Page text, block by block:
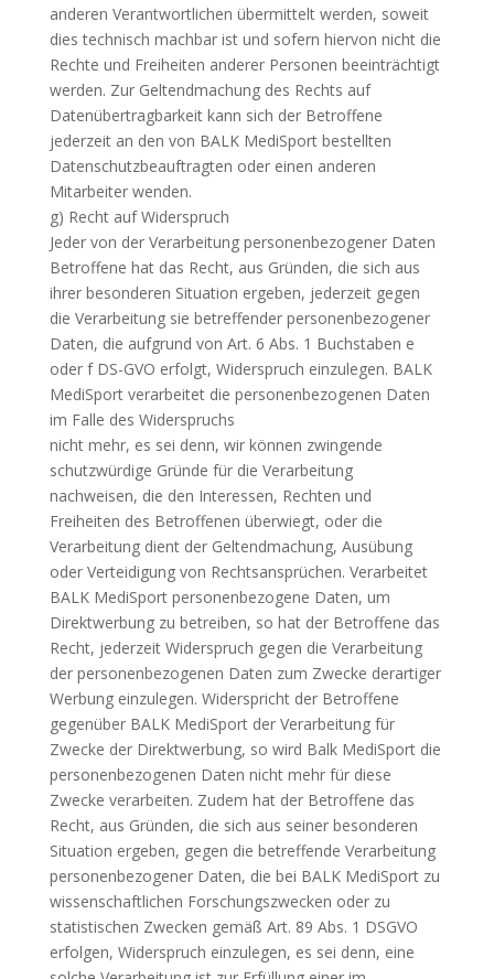
anderen Verantwortlichen übermittelt werden, soweit
dies technisch machbar ist und sofern hiervon nicht die
Rechte und Freiheiten anderer Personen beeinträchtigt
werden. Zur Geltendmachung des Rechts auf
Datenübertragbarkeit kann sich der Betroffene
jederzeit an den von BALK MediSport bestellten
Datenschutzbeauftragten oder einen anderen
Mitarbeiter wenden.
g) Recht auf Widerspruch
Jeder von der Verarbeitung personenbezogener Daten
Betroffene hat das Recht, aus Gründen, die sich aus
ihrer besonderen Situation ergeben, jederzeit gegen
die Verarbeitung sie betreffender personenbezogener
Daten, die aufgrund von Art. 6 Abs. 1 Buchstaben e
oder f DS-GVO erfolgt, Widerspruch einzulegen. BALK
MediSport verarbeitet die personenbezogenen Daten
im Falle des Widerspruchs
nicht mehr, es sei denn, wir können zwingende
schutzwürdige Gründe für die Verarbeitung
nachweisen, die den Interessen, Rechten und
Freiheiten des Betroffenen überwiegt, oder die
Verarbeitung dient der Geltendmachung, Ausübung
oder Verteidigung von Rechtsansprüchen. Verarbeitet
BALK MediSport personenbezogene Daten, um
Direktwerbung zu betreiben, so hat der Betroffene das
Recht, jederzeit Widerspruch gegen die Verarbeitung
der personenbezogenen Daten zum Zwecke derartiger
Werbung einzulegen. Widerspricht der Betroffene
gegenüber BALK MediSport der Verarbeitung für
Zwecke der Direktwerbung, so wird Balk MediSport die
personenbezogenen Daten nicht mehr für diese
Zwecke verarbeiten. Zudem hat der Betroffene das
Recht, aus Gründen, die sich aus seiner besonderen
Situation ergeben, gegen die betreffende Verarbeitung
personenbezogener Daten, die bei BALK MediSport zu
wissenschaftlichen Forschungszwecken oder zu
statistischen Zwecken gemäß Art. 89 Abs. 1 DSGVO
erfolgen, Widerspruch einzulegen, es sei denn, eine